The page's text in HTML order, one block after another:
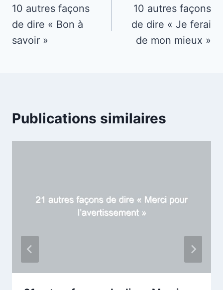
de
l’article
10 autres façons
de dire « Bon à
savoir »
10 autres façons
de dire « Je ferai
de mon mieux »
Publications similaires